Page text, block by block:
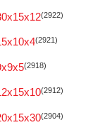
(2922)
(2921)
(2918)
(2912)
(2904)